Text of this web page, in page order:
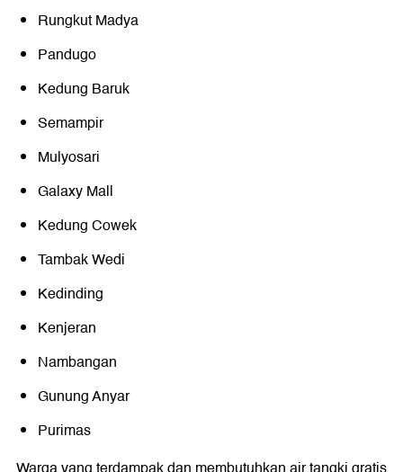
Rungkut Madya
Pandugo
Kedung Baruk
Semampir
Mulyosari
Galaxy Mall
Kedung Cowek
Tambak Wedi
Kedinding
Kenjeran
Nambangan
Gunung Anyar
Purimas